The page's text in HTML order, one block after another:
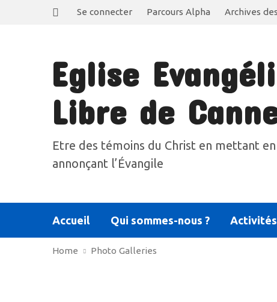
Se connecter Parcours Alpha Archives
Eglise
Libre de
Etre des témoins du Christ en mettant
annonçant l’Évangile
Accueil Qui sommes-nous ? Activités
Home Photo Galleries